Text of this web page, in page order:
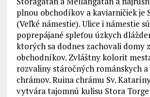
plnou obchodíkov a kaviarničiek je
(Veľké námestie). Ulice i námestie
poprepájané spleťou úzkych
ktorých sa dodnes zachovali domy
obchodníkov. Zvláštny kolorit
rozvaliny stáročných románskych
chrámov. Ruina chrámu Sv.
vytvára tajomnú kulisu Stora